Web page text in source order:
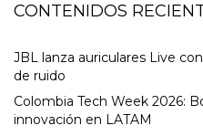
CONTENIDOS
JBL lanza auriculares Live
de ruido
Colombia Tech Week 2026:
innovación en LATAM